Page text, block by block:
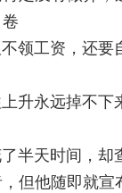
领工资，还要
升永远掉不下
半天时间，却
但他随即就宣